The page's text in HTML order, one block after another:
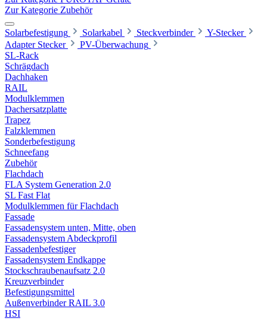
Zur Kategorie Zubehör
Solarbefestigung Solarkabel Steckverbinder
Y-Stecker
Adapter Stecker
PV-Überwachung
SL-Rack
Schrägdach
Dachhaken
RAIL
Modulklemmen
Dachersatzplatte
Trapez
Falzklemmen
Sonderbefestigung
Schneefang
Zubehör
Flachdach
FLA System Generation 2.0
SL Fast Flat
Modulklemmen für Flachdach
Fassade
Fassadensystem unten, Mitte, oben
Fassadensystem Abdeckprofil
Fassadenbefestiger
Fassadensystem Endkappe
Stockschrauben­aufsatz 2.0
Kreuzverbinder
Befestigungsmittel
Außenverbinder RAIL 3.0
HSI